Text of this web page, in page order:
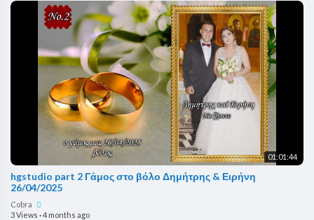
01:01:44
hgstudio part 2 Γάμος στο βόλο Δημήτρης & Ειρήνη
26/04/2025
Cobra
3 Views ·4 months ago